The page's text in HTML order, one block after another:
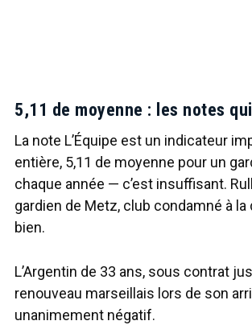
5,11 de moyenne : les notes
La note L’Équipe est un indicateur
entière, 5,11 de moyenne pour un
chaque année — c’est insuffisant.
gardien de Metz, club condamné à
bien.
L’Argentin de 33 ans, sous contrat
renouveau marseillais lors de son
unanimement négatif.